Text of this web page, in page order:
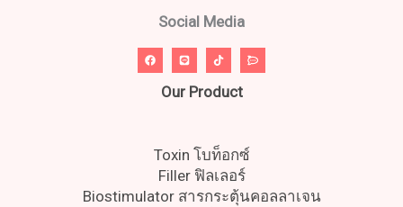
Social Media
Our Product
Toxin โบท็อกซ์
Filler ฟิลเลอร์
Biostimulator สารกระตุ้นคอลลาเจน